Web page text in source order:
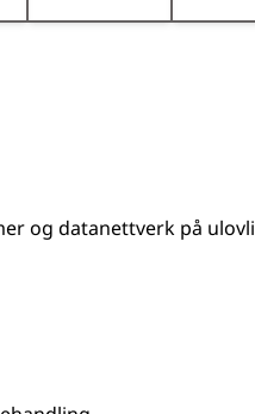
og datanettverk på